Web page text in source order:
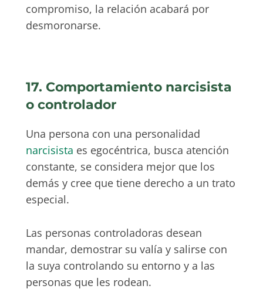
compromiso, la relación acabará por
desmoronarse.
17. Comportamiento narcisista
o controlador
Una persona con una personalidad
narcisista es egocéntrica, busca atención
constante, se considera mejor que los
demás y cree que tiene derecho a un trato
especial.
Las personas controladoras desean
mandar, demostrar su valía y salirse con
la suya controlando su entorno y a las
personas que les rodean.